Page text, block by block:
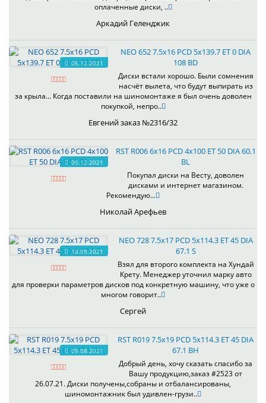
оплаченные диски, ..
Аркадий Геленджик
05.12.2021
NEO 652 7.5x16 PCD 5x139.7 ET 0 DIA
108 BD
Диски встали хорошо. Были сомнения
насчёт вылета, что будут выпирать из
за крыла... Когда поставили на шиномонтаже я был очень доволен
покупкой, непро..
Евгений заказ №2316/32
05.12.2021
RST R006 6x16 PCD 4x100 ET 50 DIA 60.1
BL
Покупал диски на Весту, доволен
дисками и интернет магазином.
Рекомендую...
Николай Арефьев
14.09.2021
NEO 728 7.5x17 PCD 5x114.3 ET 45 DIA
67.1 S
Взял для второго комплекта на Хундай
Крету. Менеджер уточнил марку авто
для проверки параметров дисков под конкретную машину, что уже о
многом говорит..
Сергей
09.08.2021
RST R019 7.5x19 PCD 5x114.3 ET 45 DIA
67.1 BH
Добрый день, хочу сказать спасибо за
Вашу продукцию,заказ #2523 от
26.07.21. Диски получены,собраны и отбалансированы,
шиномонтажник был удивлен-грузи..